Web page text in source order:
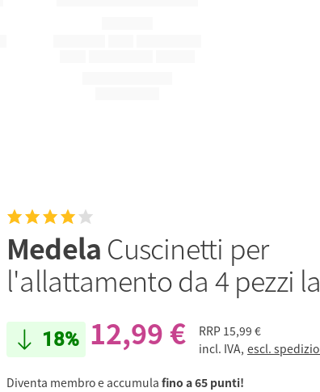
Medela Cuscinetti per
l'allattamento da 4 pezzi
18% 12,99 € RRP 15,99 €
incl. IVA, escl.
Diventa membro e accumula fino a 65 punti!